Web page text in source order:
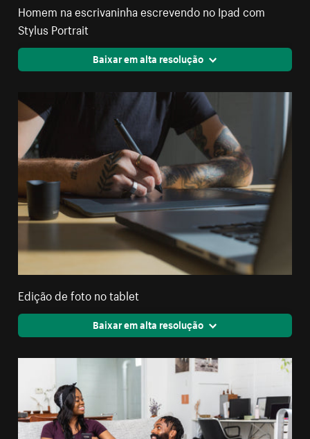
Homem na escrivaninha escrevendo no Ipad com
Stylus Portrait
Baixar em alta resolução
Edição de foto no tablet
Baixar em alta resolução